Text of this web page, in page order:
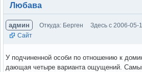
Вне форума
Любава
админ Откуда: Берген Здесь с 2006-05-
Сайт
У подчиненной особи по отношению к
дающая четыре варианта ощущений.